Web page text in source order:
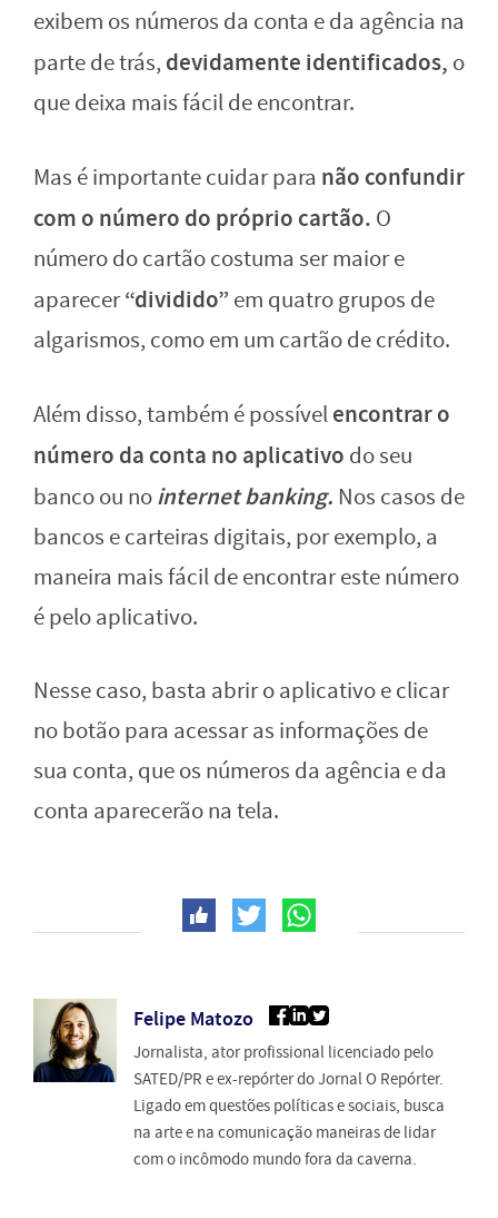
exibem os números da conta e da agência na
parte de trás, devidamente identificados, o
que deixa mais fácil de encontrar.
Mas é importante cuidar para não confundir
com o número do próprio cartão. O
número do cartão costuma ser maior e
aparecer“dividido” em quatro grupos de
algarismos, como em um cartão de crédito.
Além disso, também é possívelencontrar o
número da conta no aplicativo do seu
banco ou nointernet banking. Nos casos de
bancos e carteiras digitais, por exemplo, a
maneira mais fácil de encontrar este número
é pelo aplicativo.
Nesse caso, basta abrir o aplicativo e clicar
no botão para acessar as informações de
sua conta, que os números da agência e da
conta aparecerão na tela.
Felipe Matozo
Jornalista, ator profissional licenciado pelo
SATED/PR e ex-repórter do Jornal O Repórter.
Ligado em questões políticas e sociais, busca
na arte e na comunicação maneiras de lidar
com o incômodo mundo fora da caverna.